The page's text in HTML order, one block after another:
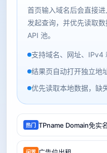
首页输入域名后会直接
发起查询，并优先读取
API 池。
支持域名、网址、IPv4
结果页自动打开独立地
优先读取本地数据，缺
热门 TPname Domain免实